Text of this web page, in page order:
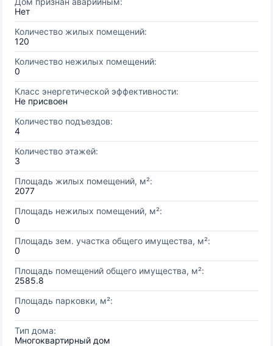
Нет
Количество жилых помещений:
120
Количество нежилых помещений:
0
Класс энергетической эффективности:
Не присвоен
Количество подъездов:
4
Количество этажей:
3
Площадь жилых помещений, м²:
2077
Площадь нежилых помещений, м²:
0
Площадь зем. участка общего имущества, м²:
0
Площадь помещений общего имущества, м²:
2585.8
Площадь парковки, м²:
0
Тип дома:
Многоквартирный дом